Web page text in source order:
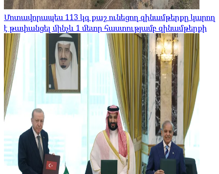
Մոտավորապես 113 կգ քաշ ունեցող զինամթերքը կարող
է թափանցել մինչև 1 մետր հաստությամբ զինամթերքի